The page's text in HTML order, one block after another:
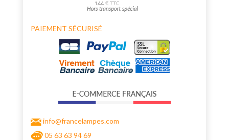
PAIEMENT SÉCURISÉ
info@francelampes.com
05 63 63 94 69